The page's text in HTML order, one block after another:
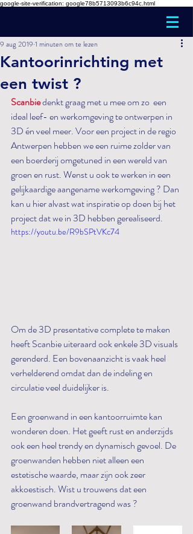
google-site-verification: google78b5713093b6c94c.html
Kantoorinrichting met
een twist ?
9 aug 2019 1 minuten om te lezen
Scanbie denkt graag met u mee om zo  een
ideal leef- en werkomgeving te ontwerpen in
3D én veel meer. Voor een project in de regio
Antwerpen hebben we een ruime zolder van
een boerderij omgetuned in een wereld van
groen en rust. Wenst u ook te werken in een
gelijkaardige aangename werkomgeving ? Dan
kan u hier alvast wat inspiratie op doen bij het
project dat we in 3D hebben gerealiseerd.
https://youtu.be/R9bSPtVKc74
Om de 3D presentative complete te maken
heeft Scanbie uiteraard ook enkele 3D visuals
gerenderd. Een bovenaanzicht is vaak heel
verhelderend omdat dan de indeling en
circulatie veel duidelijker is.
Een groenwand in een kantoorruimte kan
wonderen doen. Het geeft rust en anderzijds
ook een heel trendy en dynamisch gevoel. De
groenwanden hebben niet alleen een
estetische waarde, maar zijn ook zeer
akkoestisch. Wist u trouwens dat een
groenwand brandvertragend was ?